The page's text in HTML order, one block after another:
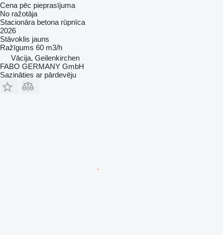
Cena pēc pieprasījuma
No ražotāja
Stacionāra betona rūpnīca
2026
Stāvoklis jauns
Ražīgums 60 m3/h
Vācija, Geilenkirchen
FABO GERMANY GmbH
Sazināties ar pārdevēju